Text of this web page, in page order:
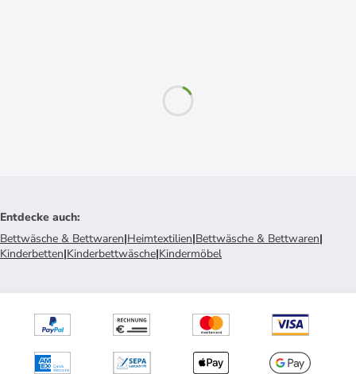
Entdecke auch:
Bettwäsche & Bettwaren|Heimtextilien|Bettwäsche & Bettwaren|
Kinderbetten|Kinderbettwäsche|Kindermöbel